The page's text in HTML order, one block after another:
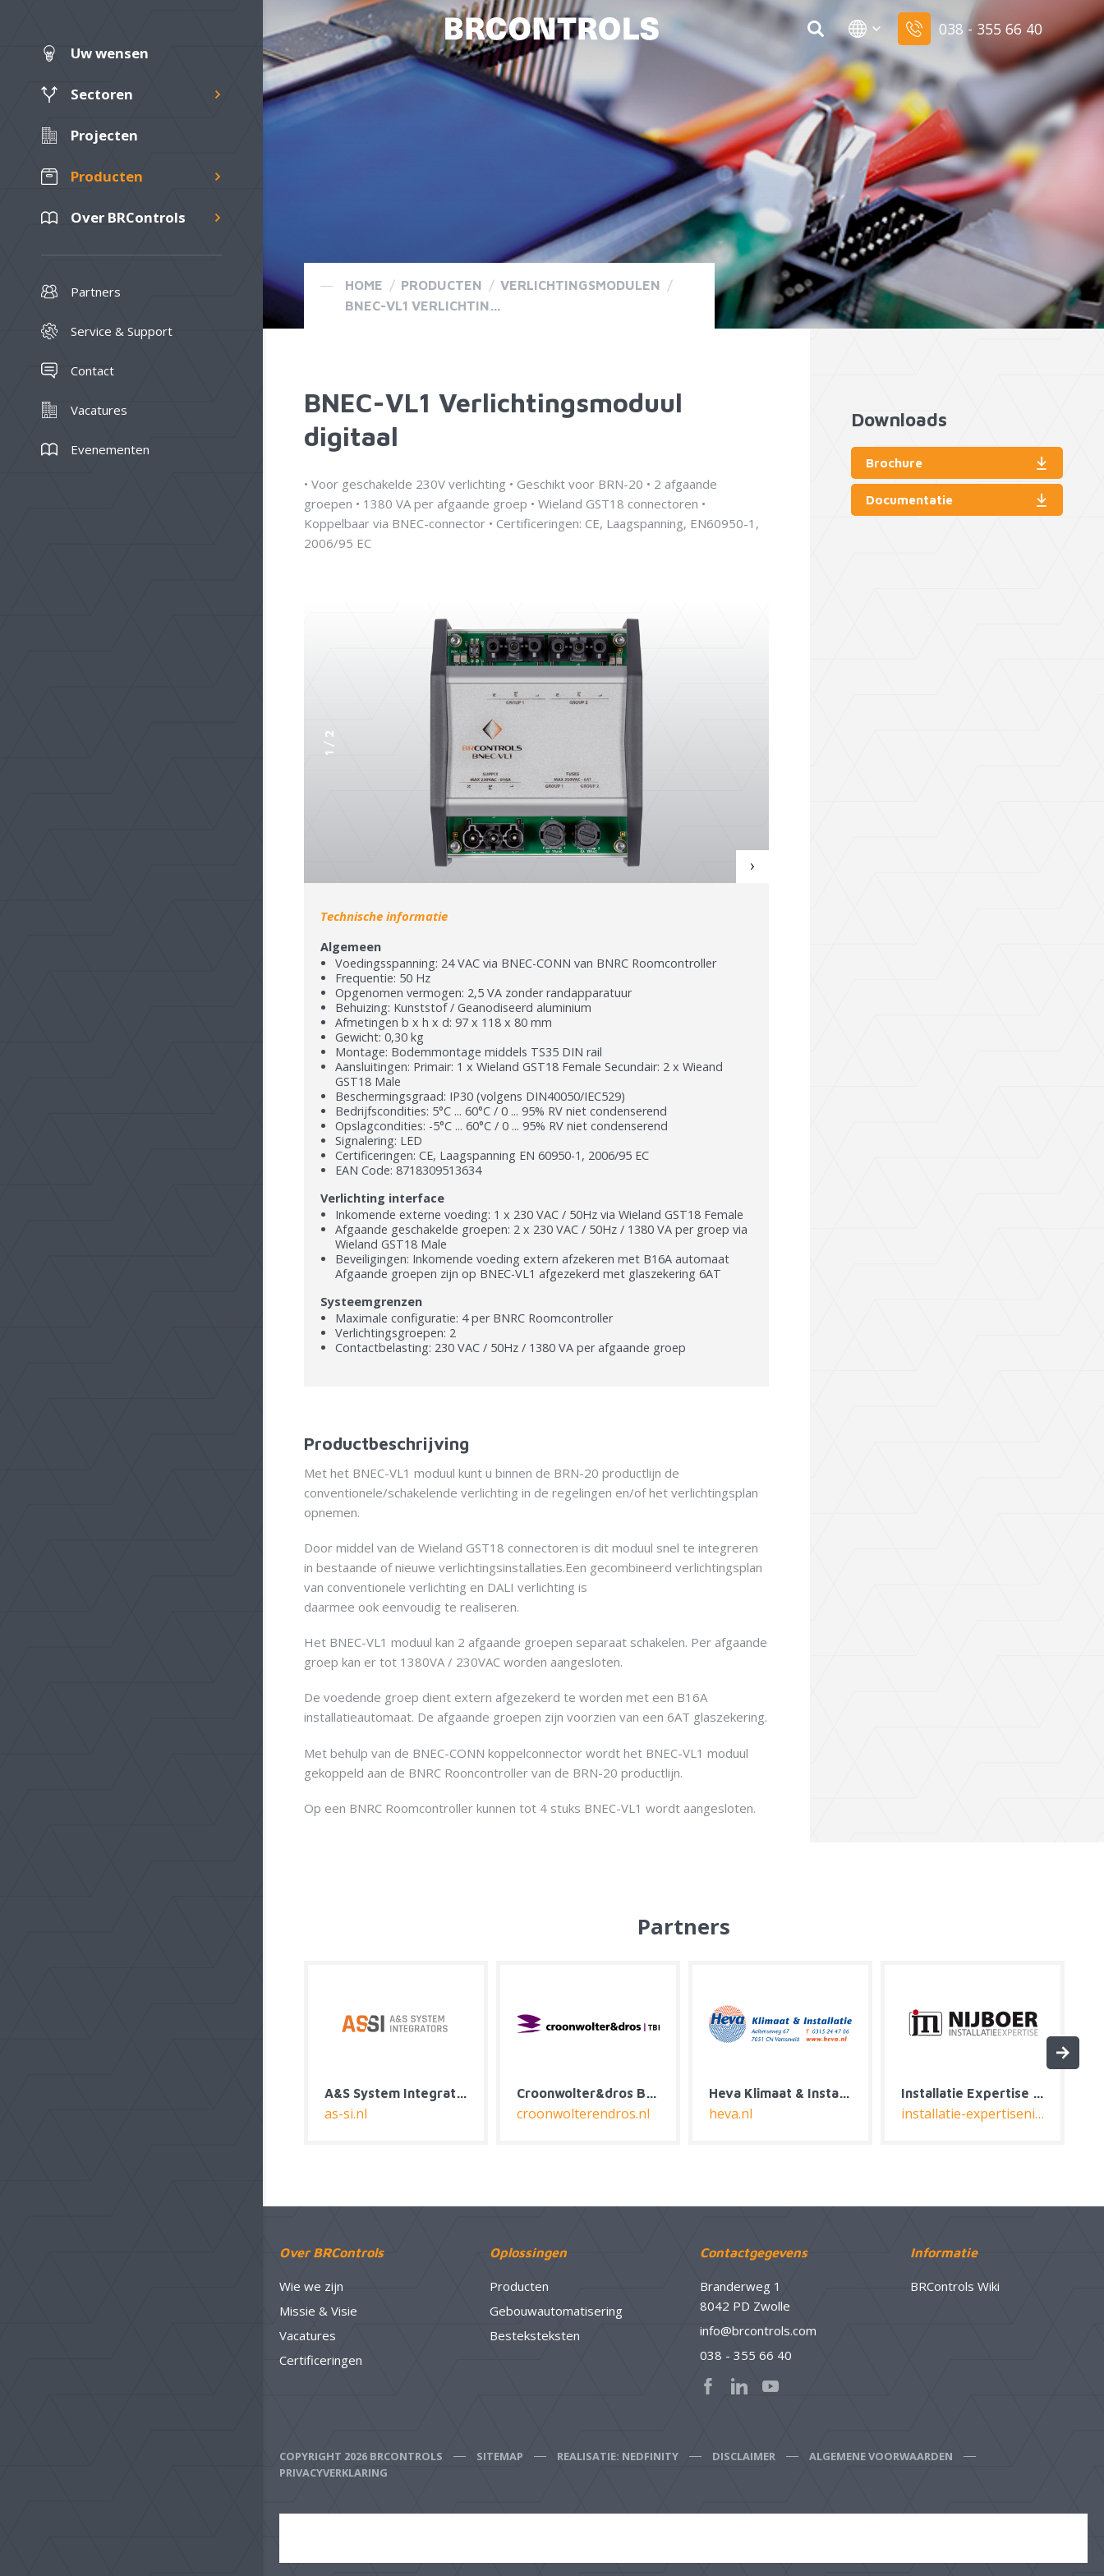
038 - 355 66 40
HOME / PRODUCTEN / VERLICHTINGSMODULEN /
BNEC-VL1 VERLICHTINGSMODUUL DIGITAAL
BNEC-VL1 Verlichtingsmoduul
digitaal
• Voor geschakelde 230V verlichting • Geschikt voor BRN-20 • 2 afgaande
groepen • 1380 VA per afgaande groep • Wieland GST18 connectoren •
Koppelbaar via BNEC-connector • Certificeringen: CE, Laagspanning, EN60950-1,
2006/95 EC
1
/
2
Technische informatie
Algemeen
Voedingsspanning: 24 VAC via BNEC-CONN van BNRC Roomcontroller
Frequentie: 50 Hz
Opgenomen vermogen: 2,5 VA zonder randapparatuur
Behuizing: Kunststof / Geanodiseerd aluminium
Afmetingen b x h x d: 97 x 118 x 80 mm
Gewicht: 0,30 kg
Montage: Bodemmontage middels TS35 DIN rail
Aansluitingen: Primair: 1 x Wieland GST18 Female Secundair: 2 x Wieand
GST18 Male
Beschermingsgraad: IP30 (volgens DIN40050/IEC529)
Bedrijfscondities: 5°C ... 60°C / 0 ... 95% RV niet condenserend
Opslagcondities: -5°C ... 60°C / 0 ... 95% RV niet condenserend
Signalering: LED
Certificeringen: CE, Laagspanning EN 60950-1, 2006/95 EC
EAN Code: 8718309513634
Verlichting interface
Inkomende externe voeding: 1 x 230 VAC / 50Hz via Wieland GST18 Female
Afgaande geschakelde groepen: 2 x 230 VAC / 50Hz / 1380 VA per groep via
Wieland GST18 Male
Beveiligingen: Inkomende voeding extern afzekeren met B16A automaat
Afgaande groepen zijn op BNEC-VL1 afgezekerd met glaszekering 6AT
Systeemgrenzen
Maximale configuratie: 4 per BNRC Roomcontroller
Verlichtingsgroepen: 2
Contactbelasting: 230 VAC / 50Hz / 1380 VA per afgaande groep
Productbeschrijving
Met het BNEC-VL1 moduul kunt u binnen de BRN-20 productlijn de
conventionele/schakelende verlichting in de regelingen en/of het verlichtingsplan
opnemen.
Door middel van de Wieland GST18 connectoren is dit moduul snel te integreren
in bestaande of nieuwe verlichtingsinstallaties.Een gecombineerd verlichtingsplan
van conventionele verlichting en DALI verlichting is
daarmee ook eenvoudig te realiseren.
Het BNEC-VL1 moduul kan 2 afgaande groepen separaat schakelen. Per afgaande
groep kan er tot 1380VA / 230VAC worden aangesloten.
De voedende groep dient extern afgezekerd te worden met een B16A
installatieautomaat. De afgaande groepen zijn voorzien van een 6AT glaszekering.
Met behulp van de BNEC-CONN koppelconnector wordt het BNEC-VL1 moduul
gekoppeld aan de BNRC Rooncontroller van de BRN-20 productlijn.
Op een BNRC Roomcontroller kunnen tot 4 stuks BNEC-VL1 wordt aangesloten.
Downloads
Brochure
Documentatie
Partners
heva.nl
Jaro Controls
jaro-controls.nl
M&R Solutions
mrsolutions.nl
Over BRControls
Wie we zijn
Missie & Visie
Vacatures
Certificeringen
Oplossingen
Producten
Gebouwautomatisering
Besteksteksten
Contactgegevens
Branderweg 1
8042 PD Zwolle
info@brcontrols.com
038 - 355 66 40
Informatie
BRControls Wiki
COPYRIGHT 2026 BRCONTROLS SITEMAP REALISATIE: NEDFINITY DISCLAIMER
ALGEMENE VOORWAARDEN
PRIVACYVERKLARING
Uw wensen
Sectoren
Projecten
Producten
Over BRControls
Partners
Service & Support
Contact
Vacatures
Evenementen